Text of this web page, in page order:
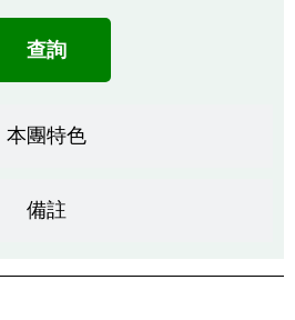
查詢
本團特色
備註